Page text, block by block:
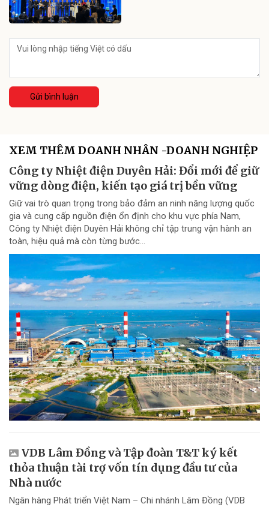
Gửi bình luận
XEM THÊM DOANH NHÂN -DOANH NGHIỆP
Công ty Nhiệt điện Duyên Hải: Đổi mới để giữ
vững dòng điện, kiến tạo giá trị bền vững
Giữ vai trò quan trọng trong bảo đảm an ninh năng lượng quốc
gia và cung cấp nguồn điện ổn định cho khu vực phía Nam,
Công ty Nhiệt điện Duyên Hải không chỉ tập trung vận hành an
toàn, hiệu quả mà còn từng bước...
VDB Lâm Đồng và Tập đoàn T&T ký kết
thỏa thuận tài trợ vốn tín dụng đầu tư của
Nhà nước
Ngân hàng Phát triển Việt Nam – Chi nhánh Lâm Đồng (VDB